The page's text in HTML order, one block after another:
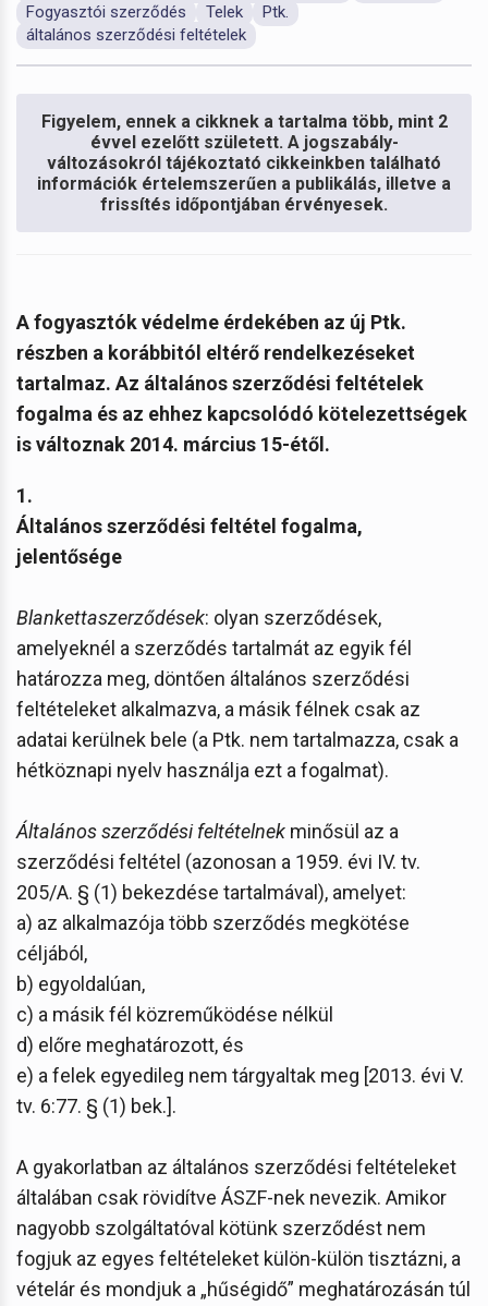
Fogyasztói szerződés
Telek
Ptk.
általános szerződési feltételek
Figyelem, ennek a cikknek a tartalma több, mint 2
évvel ezelőtt született. A jogszabály-
változásokról tájékoztató cikkeinkben található
információk értelemszerűen a publikálás, illetve a
frissítés időpontjában érvényesek.
A fogyasztók védelme érdekében az új Ptk.
részben a korábbitól eltérő rendelkezéseket
tartalmaz. Az általános szerződési feltételek
fogalma és az ehhez kapcsolódó kötelezettségek
is változnak 2014. március 15-étől.
1.
Általános szerződési feltétel fogalma,
jelentősége
Blankettaszerződések: olyan szerződések,
amelyeknél a szerződés tartalmát az egyik fél
határozza meg, döntően általános szerződési
feltételeket alkalmazva, a másik félnek csak az
adatai kerülnek bele (a Ptk. nem tartalmazza, csak a
hétköznapi nyelv használja ezt a fogalmat).
Általános szerződési feltételnek minősül az a
szerződési feltétel (azonosan a 1959. évi IV. tv.
205/A. § (1) bekezdése tartalmával), amelyet:
a) az alkalmazója több szerződés megkötése
céljából,
b) egyoldalúan,
c) a másik fél közreműködése nélkül
d) előre meghatározott, és
e) a felek egyedileg nem tárgyaltak meg [2013. évi V.
tv. 6:77. § (1) bek.].
A gyakorlatban az általános szerződési feltételeket
általában csak rövidítve ÁSZF-nek nevezik. Amikor
nagyobb szolgáltatóval kötünk szerződést nem
fogjuk az egyes feltételeket külön-külön tisztázni, a
vételár és mondjuk a „hűségidő” meghatározásán túl